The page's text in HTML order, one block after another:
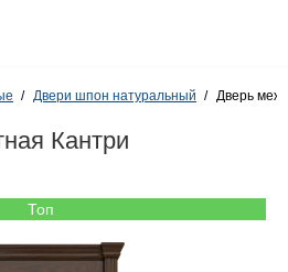
Двери шпон натуральный Дверь
Кантри
Топ